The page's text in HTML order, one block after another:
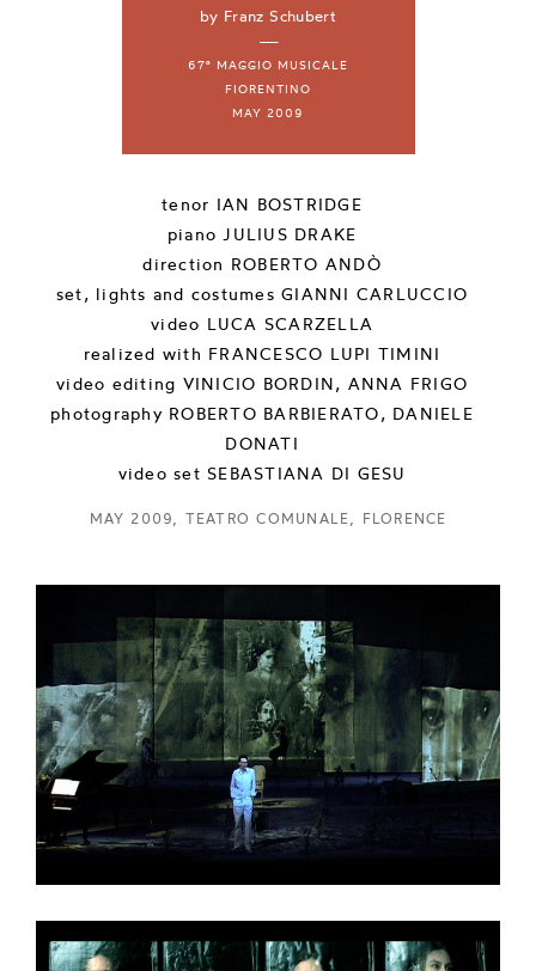
by Franz Schubert
—
67° MAGGIO MUSICALE
FIORENTINO
MAY 2009
tenor IAN BOSTRIDGE
piano JULIUS DRAKE
direction ROBERTO ANDÒ
set, lights and costumes GIANNI CARLUCCIO
video LUCA SCARZELLA
realized with FRANCESCO LUPI TIMINI
video editing VINICIO BORDIN, ANNA FRIGO
photography ROBERTO BARBIERATO, DANIELE
DONATI
video set SEBASTIANA DI GESU
MAY 2009, TEATRO COMUNALE, FLORENCE